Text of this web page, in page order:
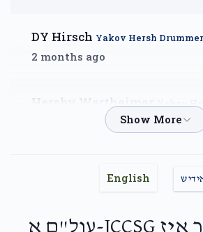
DY Hirsch Yakov Hersh Drummer
2 months ago
Hershy Wertheimer
2 months ago
English
פאר 15 יאר איז JCCSG-עול"ם א